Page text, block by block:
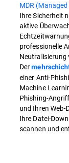
MDR
Ihre Sicherheit
aktive
professionelle
Neutralisierung
Der
einer Anti-
Machine
Phishing-
und Ihren Web-
Ihre Datei-
scannen und